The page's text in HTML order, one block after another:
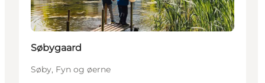
Søbygaard
Søby, Fyn og øerne